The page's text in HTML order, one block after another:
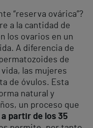
“reserva ovárica”?
a la cantidad de
los ovarios en un
A diferencia de
de
las mujeres
de óvulos. Esta
natural y
un proceso que
partir de los 35